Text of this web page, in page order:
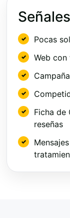
Pocas
Web con
Ficha de
reseñas